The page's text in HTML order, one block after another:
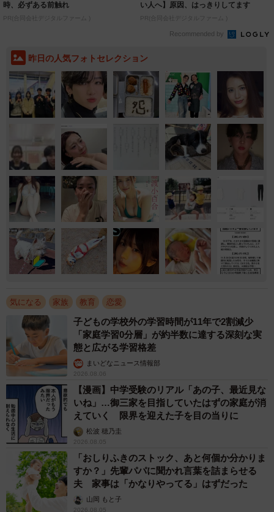
時、必ずある前触れ
PR(合同会社デジタルファーム )
い人へ】原因、はっきりしてます
PR(合同会社デジタルファーム )
Recommended by
昨日の人気フォトセレクション
気になる 家族 教育 恋愛
子どもの学校外の学習時間が11年で2割減少
「家庭学習0分層」が約半数に達する深刻な実
態と広がる学習格差
まいどなニュース情報部
2026.08.06
【漫画】中学受験のリアル「あの子、最近見な
いね」…御三家を目指していたはずの家庭が消
えていく 限界を迎えた子を目の当りに
松波 穂乃圭
2026.08.05
「おしりふきのストック、あと何個か分かりま
すか？」先輩パパに聞かれ言葉を詰まらせる
夫 家事は「かなりやってる」はずだった
山岡 もと子
2026.08.05